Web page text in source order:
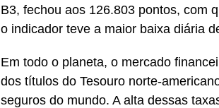
B3, fechou aos 126.803 pontos, com
o indicador teve a maior baixa diária
Em todo o planeta, o mercado
dos títulos do Tesouro norte-
seguros do mundo. A alta dessas